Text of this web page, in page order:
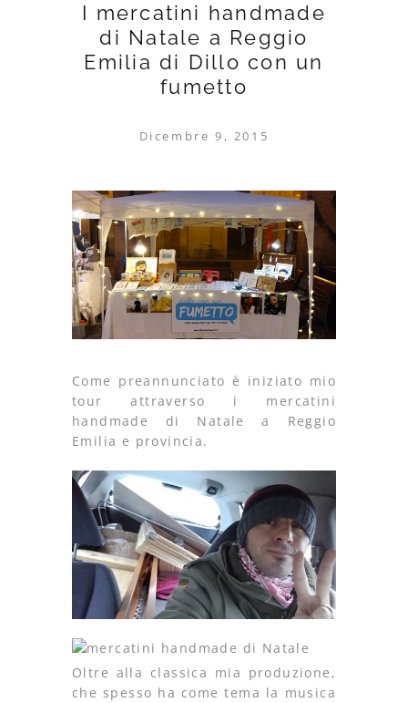
I mercatini handmade
di Natale a Reggio
Emilia di Dillo con un
fumetto
Dicembre 9, 2015
Come preannunciato è iniziato mio
tour attraverso i mercatini
handmade di Natale a Reggio
Emilia e provincia.
Oltre alla classica mia produzione,
che spesso ha come tema la musica